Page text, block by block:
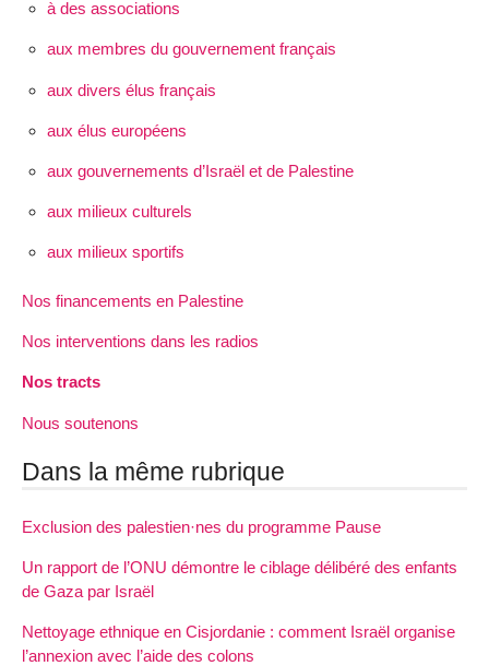
à des associations
aux membres du gouvernement français
aux divers élus français
aux élus européens
aux gouvernements d’Israël et de Palestine
aux milieux culturels
aux milieux sportifs
Nos financements en Palestine
Nos interventions dans les radios
Nos tracts
Nous soutenons
Dans la même rubrique
Exclusion des palestien·nes du programme Pause
Un rapport de l’ONU démontre le ciblage délibéré des enfants
de Gaza par Israël
Nettoyage ethnique en Cisjordanie : comment Israël organise
l’annexion avec l’aide des colons